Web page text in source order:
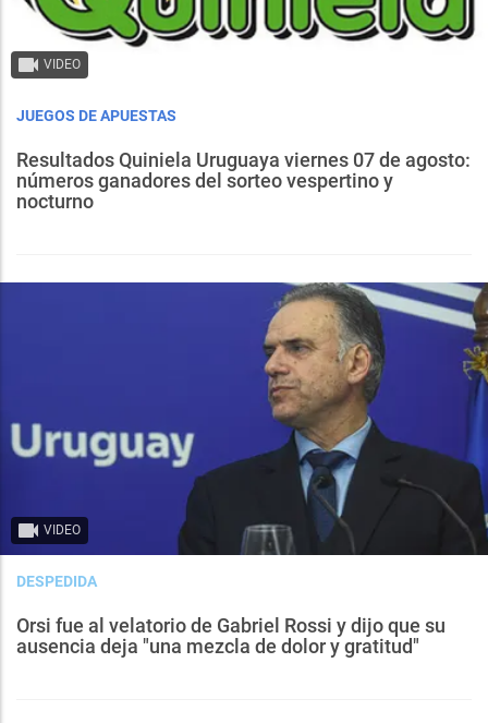
VIDEO
JUEGOS DE APUESTAS
Resultados Quiniela Uruguaya viernes 07 de agosto:
números ganadores del sorteo vespertino y
nocturno
VIDEO
DESPEDIDA
Orsi fue al velatorio de Gabriel Rossi y dijo que su
ausencia deja "una mezcla de dolor y gratitud"